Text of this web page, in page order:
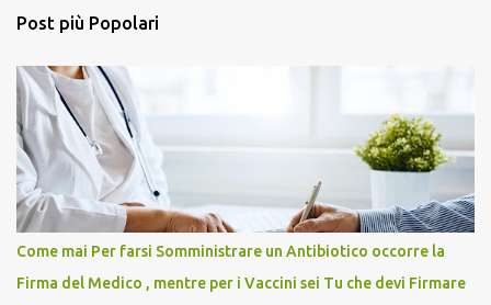
Post più Popolari
Come mai Per farsi Somministrare un Antibiotico occorre la
Firma del Medico , mentre per i Vaccini sei Tu che devi Firmare